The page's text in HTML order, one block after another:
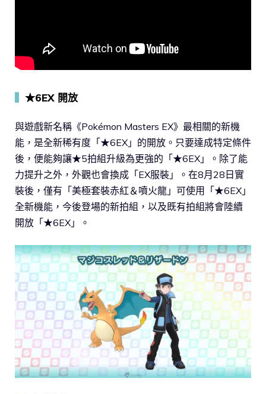
★6EX 開放
與遊戲新名稱《Pokémon Masters EX》最相關的新機
能，是全新稀有度「★6EX」的開放。只要達成特定條件
後，便能夠讓★5拍組升級為更強的「★6EX」。除了能
力提升之外，外觀也會換成「EX服裝」。在8月28日實
裝後，僅有「美極套裝赤紅＆噴火龍」可使用「★6EX」
全新機能，今後登場的新拍組，以及既有拍組將會陸續
開放「★6EX」。